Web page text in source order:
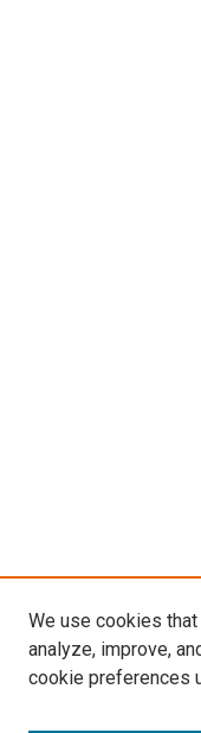
We use cookies
analyze, improve,
cookie preferences